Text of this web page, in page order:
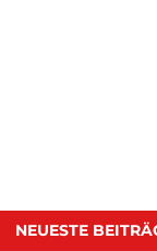
NEUESTE